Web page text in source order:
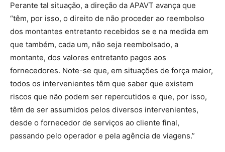
Perante tal situação, a direção da APAVT avança que
“têm, por isso, o direito de não proceder ao reembolso
dos montantes entretanto recebidos se e na medida em
que também, cada um, não seja reembolsado, a
montante, dos valores entretanto pagos aos
fornecedores. Note-se que, em situações de força maior,
todos os intervenientes têm que saber que existem
riscos que não podem ser repercutidos e que, por isso,
têm de ser assumidos pelos diversos intervenientes,
desde o fornecedor de serviços ao cliente final,
passando pelo operador e pela agência de viagens.”